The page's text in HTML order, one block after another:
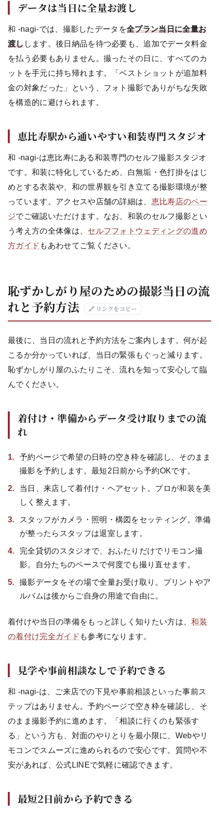
データは当日に全量お渡し
和 -nagi-では、撮影したデータを全プラン当日に全量お
渡しします。後日納品を待つ必要も、追加でデータ料金
を払う必要もありません。撮ったその日に、すべてのカ
ットを手元に持ち帰れます。「ベストショットが追加料
金の対象だった」という、フォト撮影でありがちな失敗
を構造的に避けられます。
恵比寿駅から通いやすい和装専門スタジオ
和 -nagi-は恵比寿にある和装専門のセルフ撮影スタジオ
です。和装に特化しているため、白無垢・色打掛をはじ
めとする衣装や、和の世界観を引き立てる撮影環境が整
っています。アクセスや店舗の詳細は、 恵比寿店のペー
ジでご確認いただけます。なお、和装のセルフ撮影とい
う考え方の全体像は、 セルフフォトウェディングの進め
方ガイド もあわせてご覧ください。
恥ずかしがり屋のための撮影当日の流
れと予約方法
🔗 リンクをコピー
最後に、当日の流れと予約方法をご案内します。何が起
こるか分かっていれば、当日の緊張もぐっと減ります。
恥ずかしがり屋のふたりこそ、流れを知って安心して臨
んでください。
着付け・準備からデータ受け取りまでの流
れ
予約ページで希望の日時の空き枠を確認し、そのまま
撮影を予約します。最短2日前から予約OKです。
当日、来店して着付け・ヘアセット。プロが和装を美
しく整えます。
スタッフがカメラ・照明・構図をセッティング。準備
が整ったらスタッフは退室します。
完全貸切のスタジオで、おふたりだけでリモコン撮
影。自分たちのペースで何度でも撮り直せます。
撮影データをその場で全量お受け取り。プリントやア
ルバムは後からご自身の用途で自由に。
着付けや当日の準備をもっと詳しく知りたい方は、和装
の着付け完全ガイド も参考になります。
見学や事前相談なしで予約できる
和 -nagi-は、ご来店での下見や事前相談といった事前ス
テップはありません。予約ページで空き枠を確認し、そ
のまま撮影予約に進めます。「相談に行くのも緊張す
る」という方も、対面のやりとりを最小限に、Webやリ
モコンでスムーズに進められるので安心です。質問や不
安があれば、公式LINEで気軽に確認できます。
最短2日前から予約できる